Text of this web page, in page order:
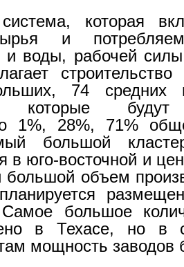
которая
и
и воды, рабочей
строительство
74 средних
которые будут
1%, 28%, 71%
большой
в юго-восточной и
объем
большое
в Техасе, но в
мощность заводов